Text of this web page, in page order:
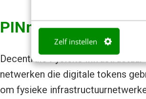
Zelf instellen
PINnen zodat je
Decentrale Fysieke
netwerken die digitale tokens
om fysieke